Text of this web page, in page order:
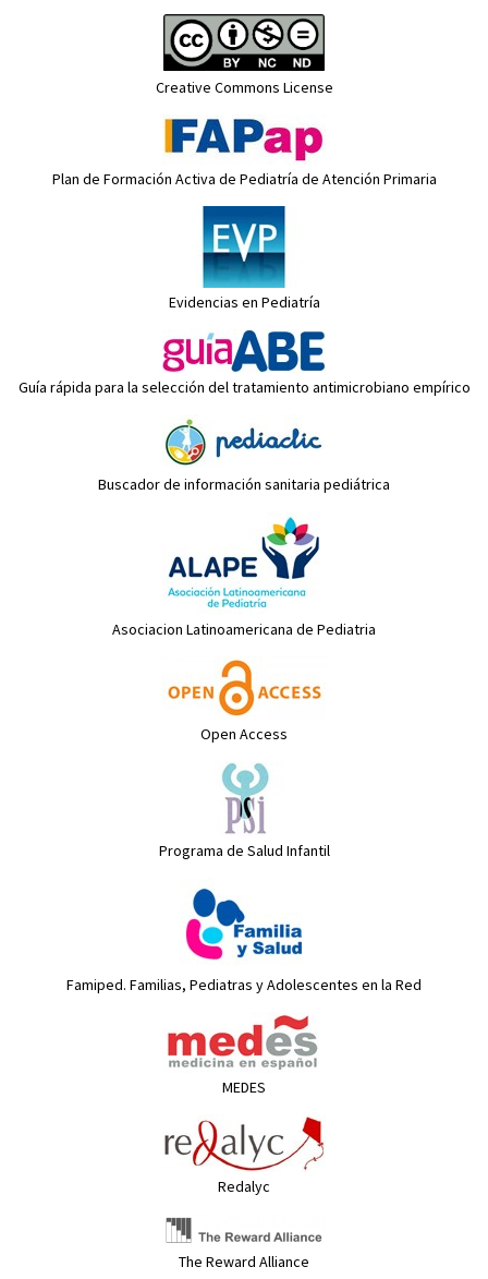
Creative Commons License
Plan de Formación Activa de Pediatría de Atención Primaria
Evidencias en Pediatría
Guía rápida para la selección del tratamiento antimicrobiano empírico
Buscador de información sanitaria pediátrica
Asociacion Latinoamericana de Pediatria
Open Access
Programa de Salud Infantil
Famiped. Familias, Pediatras y Adolescentes en la Red
MEDES
Redalyc
The Reward Alliance